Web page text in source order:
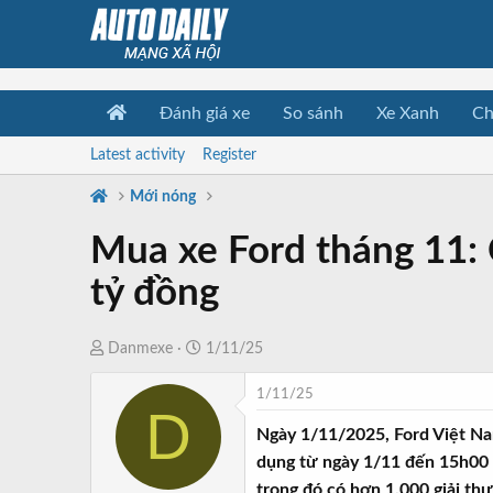
Đánh giá xe So sánh Xe Xanh
Latest activity Register
Mới nóng
Mua xe Ford tháng
tỷ đồng
T
Danmexe
N
à
ắ
1/11/25
D
1/11/25
Ngày 1/11/2025, Ford Việt
dụng từ ngày 1/11 đến 15h00